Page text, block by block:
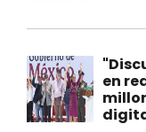
en